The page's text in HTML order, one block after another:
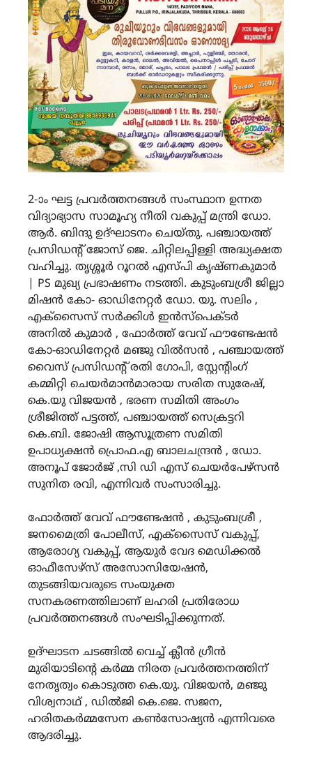
2-ാം ഘട്ട പ്രവർത്തനങ്ങൾ സംസ്ഥാന ഉന്നത
വിദ്യാഭ്യാസ സാമൂഹ്യ നീതി വകുപ്പ് മന്ത്രി ഡോ.
ആർ. ബിന്ദു ഉദ്ഘാടനം ചെയ്തു. പഞ്ചായത്ത്
പ്രസിഡന്റ് ജോസ് ജെ. ചിറ്റിലപ്പിള്ളി അദ്ധ്യക്ഷത
വഹിച്ചു. തൃശ്ശൂർ റൂറൽ എസ്പി കൃഷ്ണകുമാർ
| PS മുഖ്യ പ്രഭാഷണം നടത്തി. കുടുംബശ്രീ ജില്ലാ
മിഷൻ കോ- ഓഡിനേറ്റർ ഡോ. യു. സലിം ,
എക്സൈസ് സർക്കിൾ ഇൻസ്പെക്ടർ
അനിൽ കുമാർ , ഫോർത്ത് വേവ് ഫൗണ്ടേഷൻ
കോ-ഓഡിനേറ്റർ മഞ്ജു വിൽസൻ , പഞ്ചായത്ത്
വൈസ് പ്രസിഡന്റ് രതി ഗോപി, സ്റ്റേൻ്റിംഗ്
കമ്മിറ്റി ചെയർമാൻമാരായ സരിത സുരേഷ്,
കെ.യു വിജയൻ , ഭരണ സമിതി അംഗം
ശ്രീജിത്ത് പട്ടത്ത്, പഞ്ചായത്ത് സെക്രട്ടറി
കെ.ബി. ജോഷി ആസൂത്രണ സമിതി
ഉപാധ്യക്ഷൻ പ്രൊഫ.എ ബാലചന്ദ്രൻ , ഡോ.
അനൂപ് ജോർജ് ,സി ഡി എസ് ചെയർപേഴ്സൻ
സുനിത രവി, എന്നിവർ സംസാരിച്ചു.
ഫോർത്ത് വേവ് ഫൗണ്ടേഷൻ , കുടുംബശ്രീ ,
ജനമൈത്രി പോലീസ്, എക്സൈസ് വകുപ്പ്,
ആരോഗ്യ വകുപ്പ്, ആയുർ വേദ മെഡിക്കൽ
ഓഫീസേഴ്സ് അസോസിയേഷൻ,
തുടങ്ങിയവരുടെ സംയുക്ത
സനകരണത്തിലാണ് ലഹരി പ്രതിരോധ
പ്രവർത്തനങ്ങൾ സംഘടിപ്പിക്കുന്നത്.
ഉദ്ഘാടന ചടങ്ങിൽ വെച്ച് ക്ലീൻ ഗ്രീൻ
മുരിയാടിൻ്റെ കർമ്മ നിരത പ്രവർത്തനത്തിന്
നേതൃത്വം കൊടുത്ത കെ.യു. വിജയൻ, മഞ്ജു
വിശ്വനാഥ് , ഡിൽജി കെ.ജെ. സജന,
ഹരിതകർമ്മസേന കൺസോഷ്യൻ എന്നിവരെ
ആദരിച്ചു.